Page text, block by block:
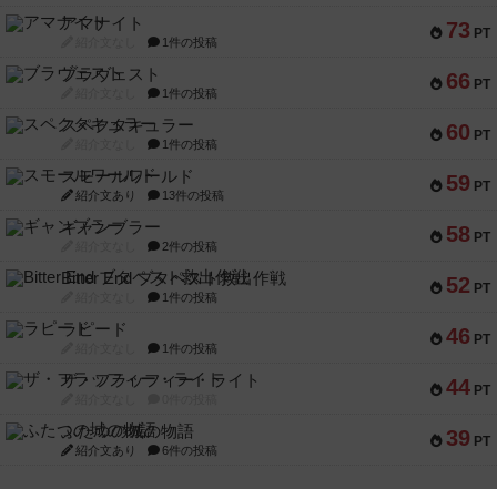
73 PT
アマナイト
1件の投稿
66 PT
ブラヴェスト
1件の投稿
60 PT
スペクタキュラー
1件の投稿
59 PT
スモールワールド
紹介文あり 13件の投稿
58 PT
ギャンブラー
2件の投稿
52 PT
Bitter End ブタペスト救出作戦
1件の投稿
46 PT
ラピード
1件の投稿
44 PT
ザ・フラッフィー・ライト
39 PT
ふたつの城の物語
紹介文あり 6件の投稿